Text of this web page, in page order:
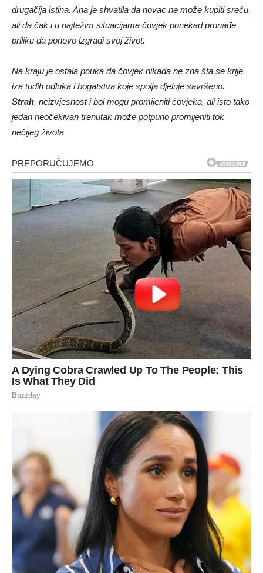
drugačija istina. Ana je shvatila da novac ne može kupiti sreću,
ali da čak i u najtežim situacijama čovjek ponekad pronađe
priliku da ponovo izgradi svoj život.
Na kraju je ostala pouka da čovjek nikada ne zna šta se krije
iza tuđih odluka i bogatstva koje spolja djeluje savršeno.
Strah, neizvjesnost i bol mogu promijeniti čovjeka, ali isto tako
jedan neočekivan trenutak može potpuno promijeniti tok
nečijeg života